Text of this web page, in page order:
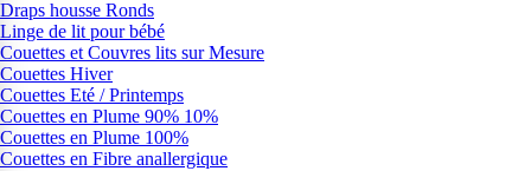
Draps housse Ronds
Linge de lit pour bébé
Couettes et Couvres lits sur Mesure
Couettes Hiver
Couettes Eté / Printemps
Couettes en Plume 90% 10%
Couettes en Plume 100%
Couettes en Fibre anallergique